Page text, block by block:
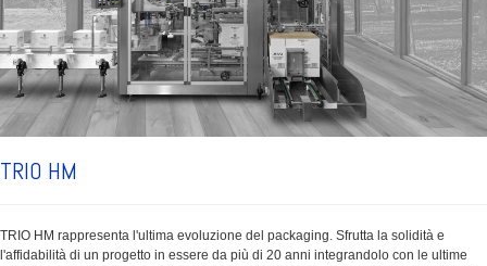
TRIO HM
TRIO HM rappresenta l'ultima evoluzione del packaging. Sfrutta la solidità e
l'affidabilità di un progetto in essere da più di 20 anni integrandolo con le ultime